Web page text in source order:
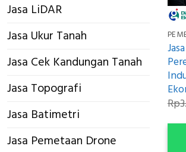
Jasa LiDAR
Jasa Ukur Tanah
Jasa Cek Kandungan Tanah
Jasa Topografi
Jasa Batimetri
Jasa Pemetaan Drone
Rp